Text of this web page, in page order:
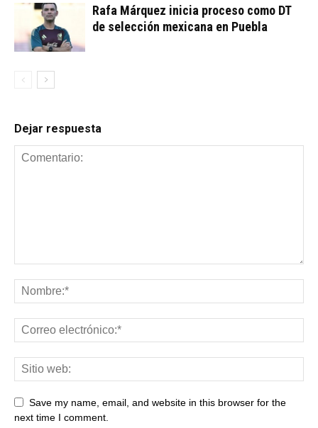
Rafa Márquez inicia proceso como DT
de selección mexicana en Puebla
Dejar respuesta
Save my name, email, and website in this browser for the
next time I comment.